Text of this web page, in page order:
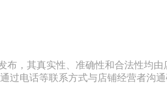
，其真实性、准确性和合法性均由
过电话等联系方式与店铺经营者沟